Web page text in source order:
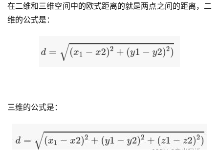
在二维和三维空间中的欧式距离的就是两点之间的距离，二
维的公式是：
三维的公式是：